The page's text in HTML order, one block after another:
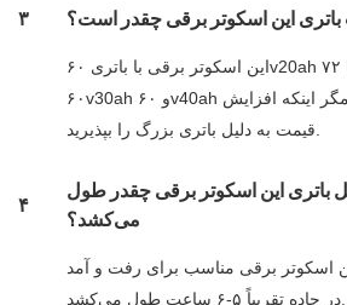
۳ این اسکوتر برقی چقدر است؟
این اسکوتر برقی با باتری ۶۰v20ah یا ۷۲v20ah یا
۶۰v30ah و ۶۰v40ah عرضه می‌شود، مگر اینکه افزایش
۴
باتری این اسکوتر برقی چقدر طول
می‌کشد؟
اسکوتر برقی مناسب برای رفت و آمد